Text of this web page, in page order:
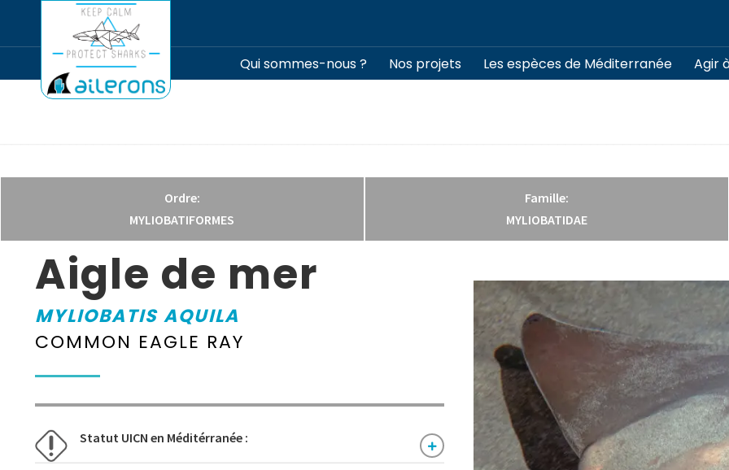
Qui sommes-nous ? Nos projets Les espèces de Méditerranée Agir
Ordre:
MYLIOBATIFORMES
Famille:
MYLIOBATIDAE
Aigle de mer
MYLIOBATIS AQUILA
COMMON EAGLE RAY
Statut UICN en Méditérranée :